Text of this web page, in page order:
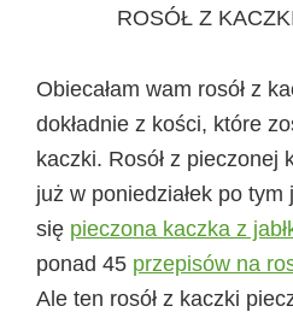
ROSÓŁ Z
Obiecałam wam rosół z
dokładnie z kości, które
kaczki. Rosół z pieczonej
już w poniedziałek po tym
się pieczona kaczka z
ponad 45 przepisów na
Ale ten rosół z kaczki